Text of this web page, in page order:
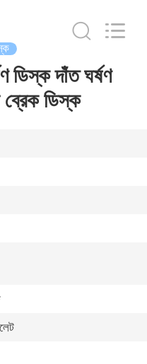
ডিস্ক দাঁত ঘর্ষণ
ব্রেক ডিস্ক